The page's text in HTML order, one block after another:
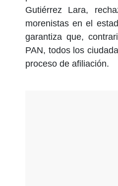
Gutiérrez Lara,
morenistas en el
garantiza que,
PAN, todos los
proceso de afiliación.